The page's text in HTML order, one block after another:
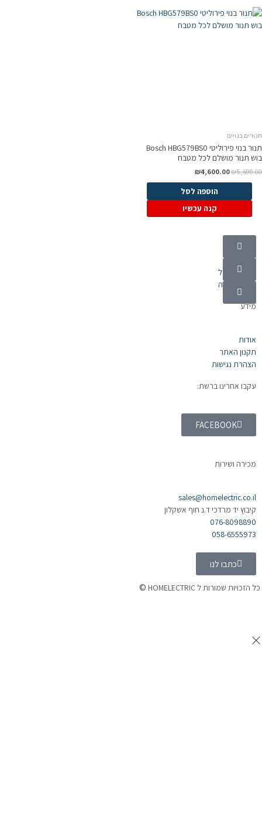
תנורים בנויים
תנור בנוי פירוליטי Bosch HBG579BS0
בוש תנור מושלם לכל מטבח
₪5,690.00
₪4,600.00
הוספה לסל
קנה עכשיו
קטגוריות
מוצרי חשמל
אלקטרוניקה
מידע
אודות
תקנון האתר
הצהרת נגישות
עקבו אחרינו ברשת:
FACEBOOK
מכירה ושירות
sales@homelectric.co.il
קיבוץ יד מרדכי ד.נ חוף אשקלון
076-8098890
058-6555973
כתבו לנו
כל הזכויות שמורות ל HOMELECTRIC ©